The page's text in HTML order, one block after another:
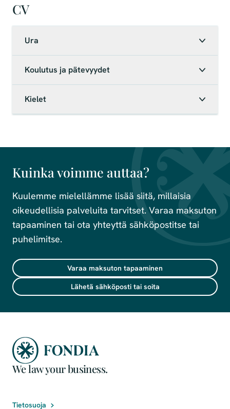
CV
Ura
Koulutus ja pätevyydet
Kielet
Kuinka voimme auttaa?
Kuulemme mielellämme lisää siitä, millaisia
oikeudellisia palveluita tarvitset. Varaa maksuton
tapaaminen tai ota yhteyttä sähköpostitse tai
puhelimitse.
Varaa maksuton tapaaminen
Lähetä sähköposti tai soita
We law your business.
Tietosuoja